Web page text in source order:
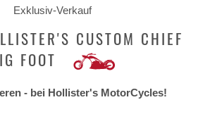
Exklusiv-Verkauf
CUSTOM CHIEF
FOOT
- bei Hollister's MotorCycles!